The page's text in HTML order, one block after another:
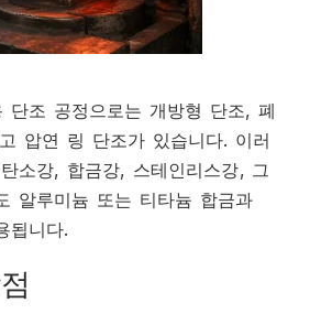
단조 공정으로는 개방형 단조, 폐
압연 링 단조가 있습니다. 이러
소강, 합금강, 스테인리스강, 그
알루미늄 또는 티타늄 합금과
됩니다.